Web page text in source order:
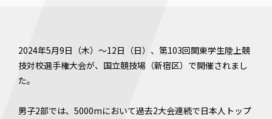
2024年5月9日（木）〜12日（日）、第103回関東学生陸上競
技対校選手権大会が、国立競技場（新宿区）で開催されまし
た。
男子2部では、5000mにおいて過去2大会連続で日本人トップ